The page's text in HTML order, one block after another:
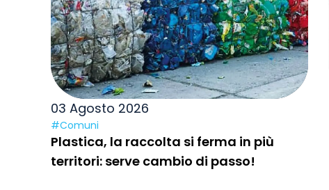
03 Agosto 2026
#Comuni
Plastica, la raccolta si ferma in più
territori: serve cambio di passo!